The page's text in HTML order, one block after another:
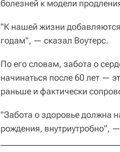
болезней к модели
"К нашей жизни
годам", — сказал Воутерс.
По его словам, забота о
начинаться после 60 лет —
раньше и фактически
"Забота о здоровье должна
рождения, внутриутробно",